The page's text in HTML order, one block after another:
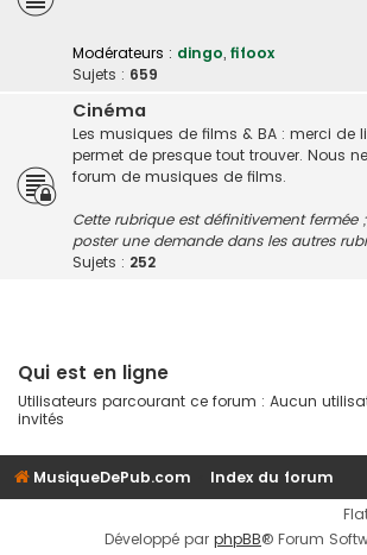
Modérateurs : dingo, fifoox
Sujets : 659
Cinéma
Les musiques de films & BA : merci de
permet de presque tout trouver. Nous
forum de musiques de films.
Cette rubrique est définitivement fermée
poster une demande dans les autres
Sujets : 252
Qui est en ligne
Utilisateurs parcourant ce forum : Aucun
invités
MusiqueDePub.com
Index du forum
Développé par phpBB® Forum